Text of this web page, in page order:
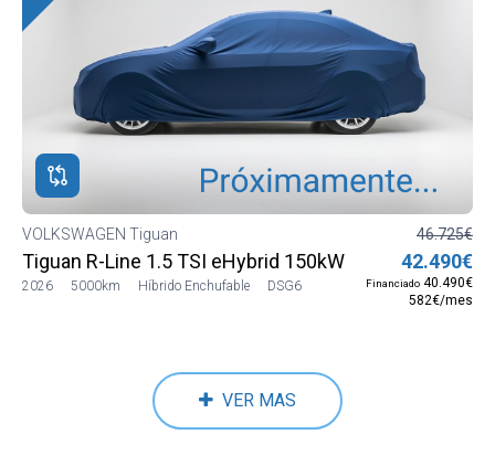
VOLKSWAGEN Tiguan
Tiguan R-Line 1.5 TSI eHybrid 150kW (204 CV) DSG6
2026 5000km Híbrido Enchufable DSG6
46.725€
42.490€
Financiado 40.490€
582€/mes
VER MAS